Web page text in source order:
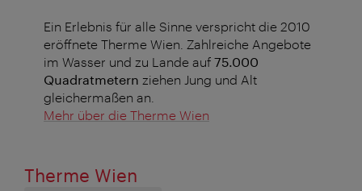
Ein Erlebnis für alle Sinne verspricht die 2010
eröffnete Therme Wien. Zahlreiche Angebote
im Wasser und zu Lande auf 75.000
Quadratmetern ziehen Jung und Alt
gleichermaßen an.
Mehr über die Therme Wien
Therme Wien